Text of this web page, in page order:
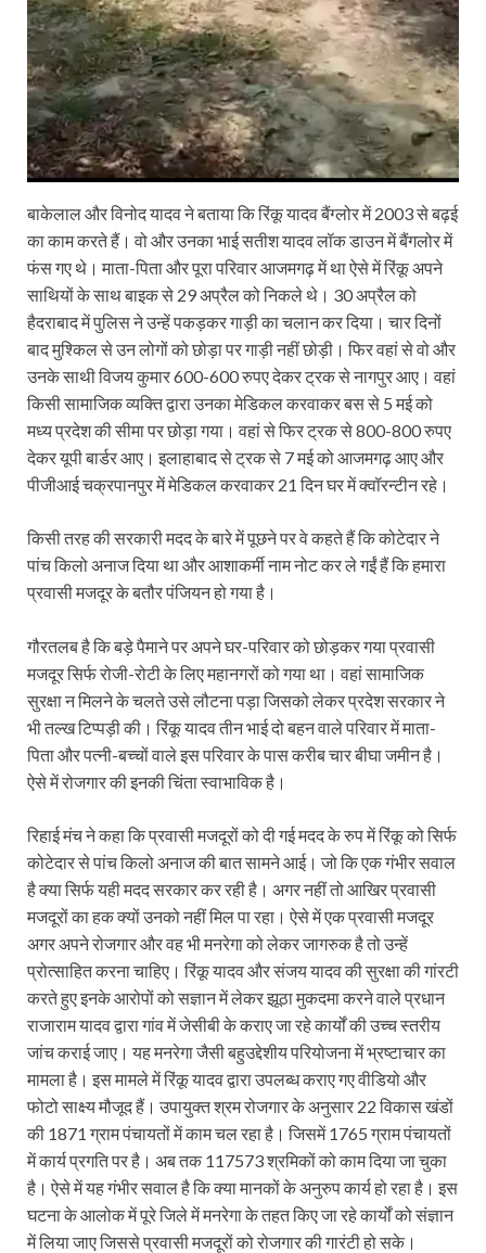
बाकेलाल और विनोद यादव ने बताया कि रिंकू यादव बैंग्लोर में 2003 से बढ़ई
का काम करते हैं। वो और उनका भाई सतीश यादव लॉक डाउन में बैंगलोर में
फंस गए थे। माता-पिता और पूरा परिवार आजमगढ़ में था ऐसे में रिंकू अपने
साथियों के साथ बाइक से 29 अप्रैल को निकले थे। 30 अप्रैल को
हैदराबाद में पुलिस ने उन्हें पकड़कर गाड़ी का चलान कर दिया। चार दिनों
बाद मुश्किल से उन लोगों को छोड़ा पर गाड़ी नहीं छोड़ी। फिर वहां से वो और
उनके साथी विजय कुमार 600-600 रुपए देकर ट्रक से नागपुर आए। वहां
किसी सामाजिक व्यक्ति द्वारा उनका मेडिकल करवाकर बस से 5 मई को
मध्य प्रदेश की सीमा पर छोड़ा गया। वहां से फिर ट्रक से 800-800 रुपए
देकर यूपी बार्डर आए। इलाहाबाद से ट्रक से 7 मई को आजमगढ़ आए और
पीजीआई चक्रपानपुर में मेडिकल करवाकर 21 दिन घर में क्वॉरन्टीन रहे।
किसी तरह की सरकारी मदद के बारे में पूछने पर वे कहते हैं कि कोटेदार ने
पांच किलो अनाज दिया था और आशाकर्मी नाम नोट कर ले गईं हैं कि हमारा
प्रवासी मजदूर के बतौर पंजियन हो गया है।
गौरतलब है कि बड़े पैमाने पर अपने घर-परिवार को छोड़कर गया प्रवासी
मजदूर सिर्फ रोजी-रोटी के लिए महानगरों को गया था। वहां सामाजिक
सुरक्षा न मिलने के चलते उसे लौटना पड़ा जिसको लेकर प्रदेश सरकार ने
भी तल्ख टिप्पड़ी की। रिंकू यादव तीन भाई दो बहन वाले परिवार में माता-
पिता और पत्नी-बच्चों वाले इस परिवार के पास करीब चार बीघा जमीन है।
ऐसे में रोजगार की इनकी चिंता स्वाभाविक है।
रिहाई मंच ने कहा कि प्रवासी मजदूरों को दी गई मदद के रुप में रिंकू को सिर्फ
कोटेदार से पांच किलो अनाज की बात सामने आई। जो कि एक गंभीर सवाल
है क्या सिर्फ यही मदद सरकार कर रही है। अगर नहीं तो आखिर प्रवासी
मजदूरों का हक क्यों उनको नहीं मिल पा रहा। ऐसे में एक प्रवासी मजदूर
अगर अपने रोजगार और वह भी मनरेगा को लेकर जागरुक है तो उन्हें
प्रोत्साहित करना चाहिए। रिंकू यादव और संजय यादव की सुरक्षा की गांरटी
करते हुए इनके आरोपों को सज्ञान में लेकर झूठा मुकदमा करने वाले प्रधान
राजाराम यादव द्वारा गांव में जेसीबी के कराए जा रहे कार्यों की उच्च स्तरीय
जांच कराई जाए। यह मनरेगा जैसी बहुउद्देशीय परियोजना में भ्रष्टाचार का
मामला है। इस मामले में रिंकू यादव द्वारा उपलब्ध कराए गए वीडियो और
फोटो साक्ष्य मौजूद हैं। उपायुक्त श्रम रोजगार के अनुसार 22 विकास खंडों
की 1871 ग्राम पंचायतों में काम चल रहा है। जिसमें 1765 ग्राम पंचायतों
में कार्य प्रगति पर है। अब तक 117573 श्रमिकों को काम दिया जा चुका
है। ऐसे में यह गंभीर सवाल है कि क्या मानकों के अनुरुप कार्य हो रहा है। इस
घटना के आलोक में पूरे जिले में मनरेगा के तहत किए जा रहे कार्यों को संज्ञान
में लिया जाए जिससे प्रवासी मजदूरों को रोजगार की गारंटी हो सके।